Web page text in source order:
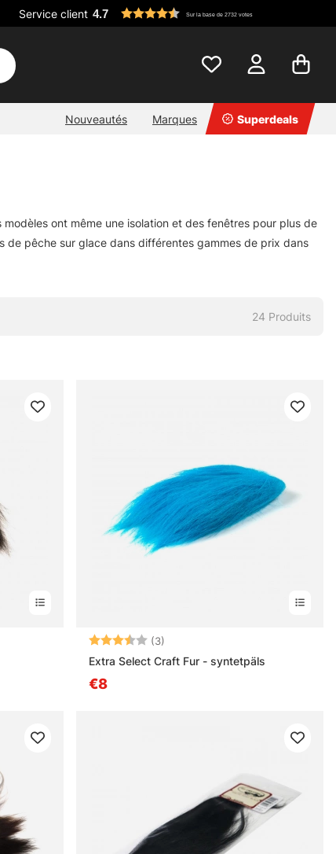
Service client 4.7 Sur la base de 2732 votes
Nouveautés Marques Superdeals
ont même une isolation et des fenêtres pour plus de
de pêche sur glace dans différentes gammes de prix dans
24 Produits
Note: (3)
Extra Select Craft Fur - syntetpäls
€8